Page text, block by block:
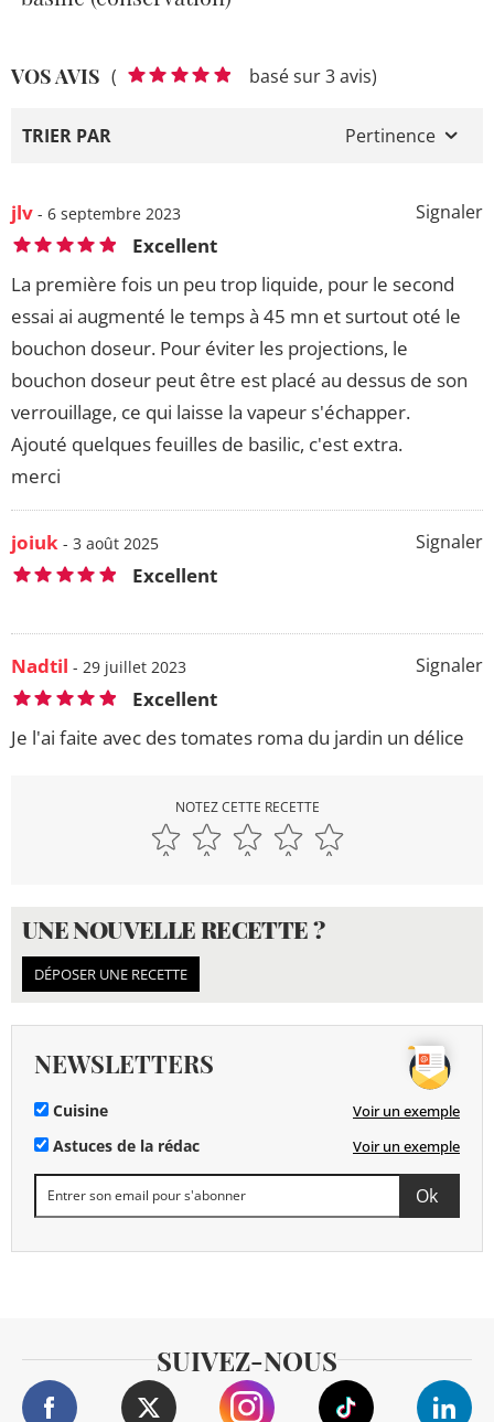
VOS AVIS ( basé sur 3 avis)
TRIER PAR Pertinence
Signaler
jlv - 6 septembre 2023
Excellent
La première fois un peu trop liquide, pour le second
essai ai augmenté le temps à 45 mn et surtout oté le
bouchon doseur. Pour éviter les projections, le
bouchon doseur peut être est placé au dessus de son
verrouillage, ce qui laisse la vapeur s'échapper.
Ajouté quelques feuilles de basilic, c'est extra.
merci
Signaler
joiuk - 3 août 2025
Excellent
Signaler
Nadtil - 29 juillet 2023
Excellent
Je l'ai faite avec des tomates roma du jardin un délice
NOTEZ CETTE RECETTE
UNE NOUVELLE RECETTE ?
DÉPOSER UNE RECETTE
NEWSLETTERS
Cuisine Voir un exemple
Astuces de la rédac Voir un exemple
SUIVEZ-NOUS